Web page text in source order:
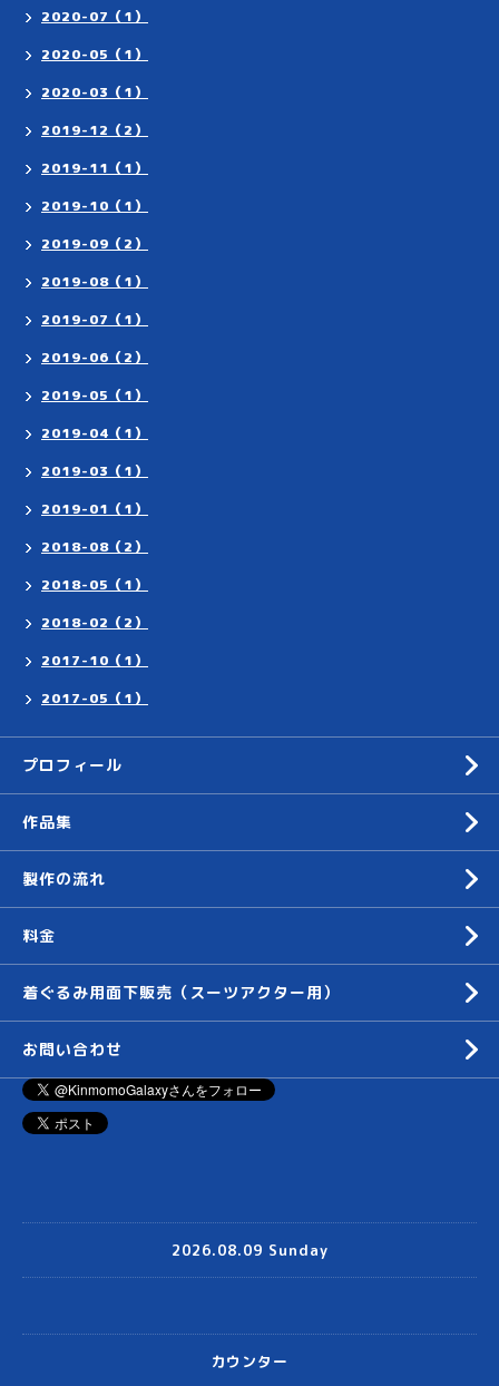
2020-07（1）
2020-05（1）
2020-03（1）
2019-12（2）
2019-11（1）
2019-10（1）
2019-09（2）
2019-08（1）
2019-07（1）
2019-06（2）
2019-05（1）
2019-04（1）
2019-03（1）
2019-01（1）
2018-08（2）
2018-05（1）
2018-02（2）
2017-10（1）
2017-05（1）
プロフィール
作品集
製作の流れ
料金
着ぐるみ用面下販売（スーツアクター用）
お問い合わせ
2026.08.09 Sunday
カウンター